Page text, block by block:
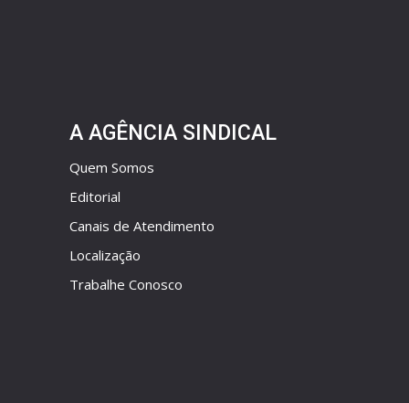
A AGÊNCIA SINDICAL
Quem Somos
Editorial
Canais de Atendimento
Localização
Trabalhe Conosco